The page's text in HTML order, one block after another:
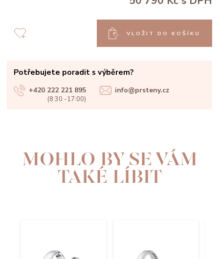
VLOŽIT DO KOŠÍKU
Potřebujete poradit s výběrem?
+420 222 221 895
(8:30 -17:00)
info@prsteny.cz
MOHLO BY SE VÁM
TAKÉ LÍBIT